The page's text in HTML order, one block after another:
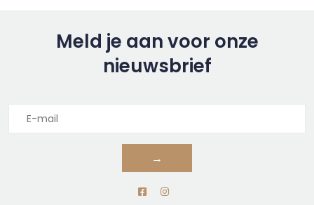
Meld je aan voor onze
nieuwsbrief
→